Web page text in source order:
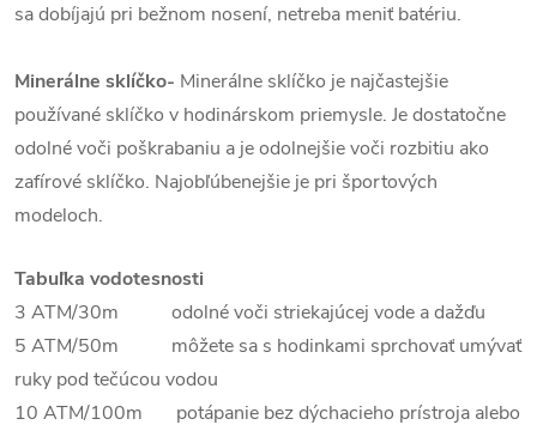
sa dobíjajú pri bežnom nosení, netreba meniť batériu.
Minerálne sklíčko- Minerálne sklíčko je najčastejšie
používané sklíčko v hodinárskom priemysle. Je dostatočne
odolné voči poškrabaniu a je odolnejšie voči rozbitiu ako
zafírové sklíčko. Najobľúbenejšie je pri športových
modeloch.
Tabuľka vodotesnosti
3 ATM/30m odolné voči striekajúcej vode a dažďu
5 ATM/50m môžete sa s hodinkami sprchovať umývať
ruky pod tečúcou vodou
10 ATM/100m potápanie bez dýchacieho prístroja alebo